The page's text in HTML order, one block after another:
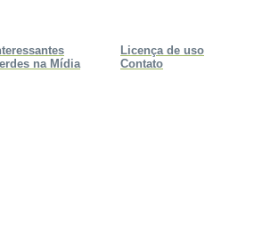
Licença de uso
Contato
na Mídia